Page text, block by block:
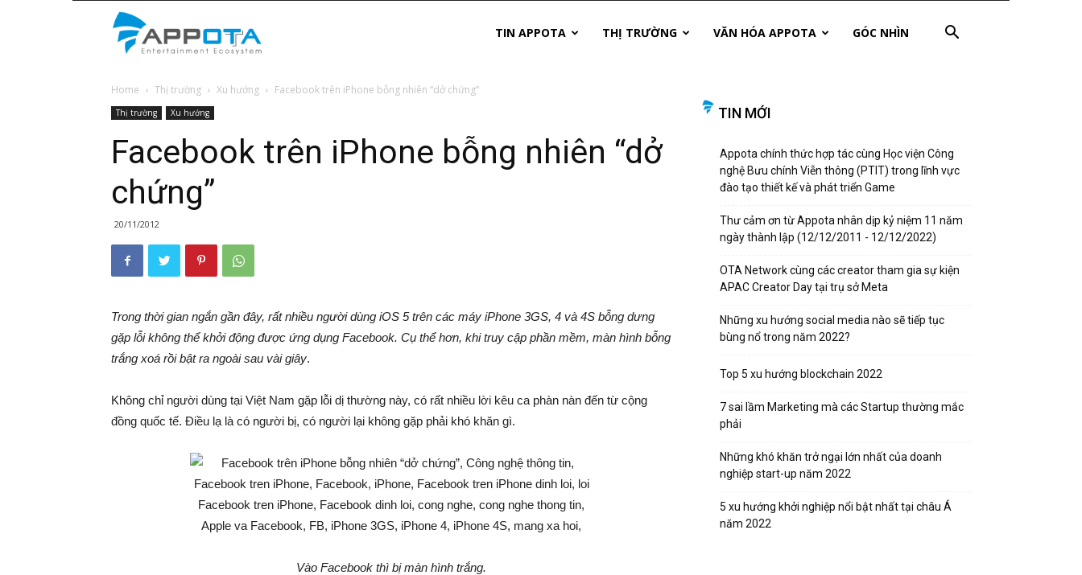
News
TIN APPOTA THỊ TRƯỜNG VĂN HÓA APPOTA GÓC NHÌN
Home Thị trường Xu hướng Facebook trên iPhone bỗng nhiên “dở chứng”
Thị trường Xu hướng
Facebook trên iPhone bỗng nhiên “dở
chứng”
20/11/2012
Trong thời gian ngắn gần đây, rất nhiều người dùng iOS 5 trên các máy iPhone 3GS, 4 và 4S bỗng dưng
gặp lỗi không thể khởi động được ứng dụng Facebook. Cụ thể hơn, khi truy cập phần mềm, màn hình bỗng
trắng xoá rồi bật ra ngoài sau vài giây.
Không chỉ người dùng tại Việt Nam gặp lỗi dị thường này, có rất nhiều lời kêu ca phàn nàn đến từ cộng
đồng quốc tế. Điều lạ là có người bị, có người lại không gặp phải khó khăn gì.
Vào Facebook thì bị màn hình trắng.
TIN MỚI
Appota chính thức hợp tác cùng Học viện Công
nghệ Bưu chính Viễn thông (PTIT) trong lĩnh vực
đào tạo thiết kế và phát triển Game
Thư cảm ơn từ Appota nhân dịp kỷ niệm 11 năm
ngày thành lập (12/12/2011 - 12/12/2022)
OTA Network cùng các creator tham gia sự kiện
APAC Creator Day tại trụ sở Meta
Những xu hướng social media nào sẽ tiếp tục
bùng nổ trong năm 2022?
Top 5 xu hướng blockchain 2022
7 sai lầm Marketing mà các Startup thường mắc
phải
Những khó khăn trở ngại lớn nhất của doanh
nghiệp start-up năm 2022
5 xu hướng khởi nghiệp nổi bật nhất tại châu Á
năm 2022